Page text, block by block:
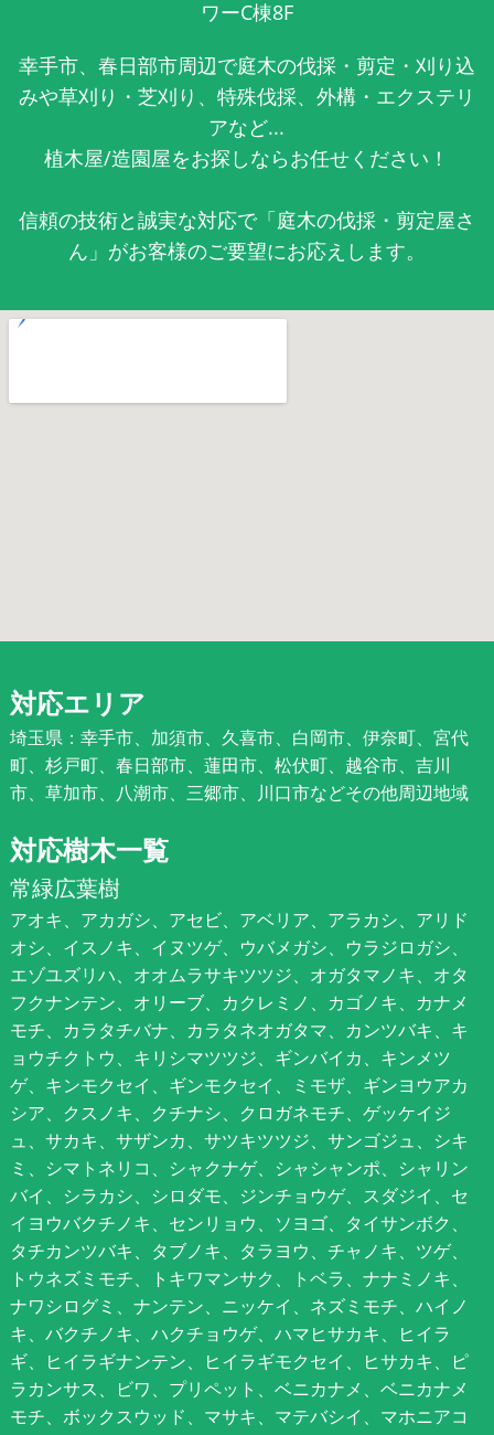
ワーC棟8F
幸手市、春日部市周辺で庭木の伐採・剪定・刈り込
みや草刈り・芝刈り、特殊伐採、外構・エクステリ
アなど...
植木屋/造園屋をお探しならお任せください！
信頼の技術と誠実な対応で「庭木の伐採・剪定屋さ
ん」がお客様のご要望にお応えします。
対応エリア
埼玉県：幸手市、加須市、久喜市、白岡市、伊奈町、宮代
町、杉戸町、春日部市、蓮田市、松伏町、越谷市、吉川
市、草加市、八潮市、三郷市、川口市などその他周辺地域
対応樹木一覧
常緑広葉樹
アオキ、アカガシ、アセビ、アベリア、アラカシ、アリド
オシ、イスノキ、イヌツゲ、ウバメガシ、ウラジロガシ、
エゾユズリハ、オオムラサキツツジ、オガタマノキ、オタ
フクナンテン、オリーブ、カクレミノ、カゴノキ、カナメ
モチ、カラタチバナ、カラタネオガタマ、カンツバキ、キ
ョウチクトウ、キリシマツツジ、ギンバイカ、キンメツ
ゲ、キンモクセイ、ギンモクセイ、ミモザ、ギンヨウアカ
シア、クスノキ、クチナシ、クロガネモチ、ゲッケイジ
ュ、サカキ、サザンカ、サツキツツジ、サンゴジュ、シキ
ミ、シマトネリコ、シャクナゲ、シャシャンポ、シャリン
バイ、シラカシ、シロダモ、ジンチョウゲ、スダジイ、セ
イヨウバクチノキ、センリョウ、ソヨゴ、タイサンボク、
タチカンツバキ、タブノキ、タラヨウ、チャノキ、ツゲ、
トウネズミモチ、トキワマンサク、トベラ、ナナミノキ、
ナワシログミ、ナンテン、ニッケイ、ネズミモチ、ハイノ
キ、バクチノキ、ハクチョウゲ、ハマヒサカキ、ヒイラ
ギ、ヒイラギナンテン、ヒイラギモクセイ、ヒサカキ、ピ
ラカンサス、ビワ、プリペット、ベニカナメ、ベニカナメ
モチ、ボックスウッド、マサキ、マテバシイ、マホニアコ